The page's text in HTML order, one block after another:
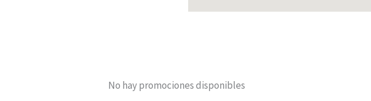
No hay promociones disponibles